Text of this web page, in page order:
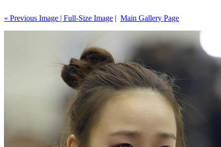
« Previous Image | Full-Size Image | Main Gallery Page